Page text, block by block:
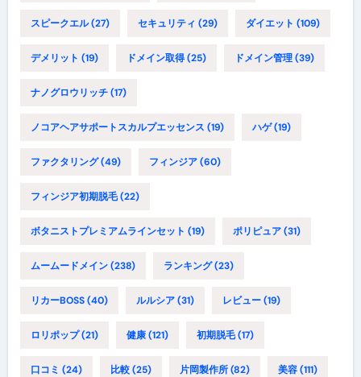
スピークエル(27) セキュリティ (29) ダイエット (109)
デメリット (19) ドメイン取得(25) ドメイン管理(39)
ナノグロウリッチ(17)
ノコアヘアサポートスカルプエッセンス (19) ハゲ(19)
ファクタリング(49) フィンジア(60)
フィンジア初期脱毛(22)
ボタニストプレミアムラインセット (19) ポリピュア(31)
ムームードメイン(238) ランキング(23)
リカーBOSS(40) ルルシア(31) レビュー(19)
ロリポップ(21) 健康(121) 初期脱毛(17)
口コミ (24) 比較(25) 片岡製作所(82) 美容(111)